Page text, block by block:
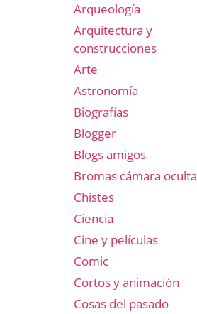
Arqueología
Arquitectura y
construcciones
Arte
Astronomía
Biografías
Blogger
Blogs amigos
Bromas cámara oculta
Chistes
Ciencia
Cine y películas
Comic
Cortos y animación
Cosas del pasado